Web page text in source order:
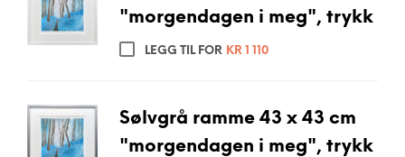
"morgendagen i meg", trykk
LEGG TIL FOR KR1 110
Sølvgrå ramme 43 x 43 cm
"morgendagen i meg", trykk